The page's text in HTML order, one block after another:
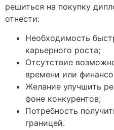
решиться на покупку
отнести:
Необходимость
карьерного роста;
Отсутствие
времени или
Желание улучшить
фоне конкурентов;
Потребность
границей.